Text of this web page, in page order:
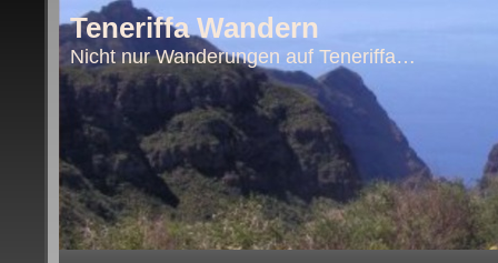
Teneriffa Wandern
Nicht nur Wanderungen auf Teneriffa…